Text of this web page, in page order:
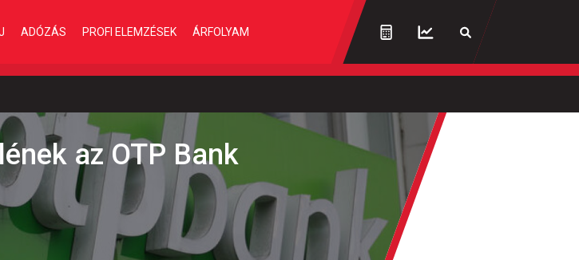
ADÓZÁS PROFI ELEMZÉSEK ÁRFOLYAM
az OTP Bank